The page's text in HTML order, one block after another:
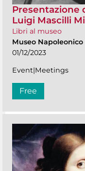
Presentazione
Luigi Mascilli
Libri al museo
Museo Napoleonico
01/12/2023
Event|Meetings
Free